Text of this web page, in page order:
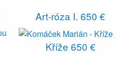
Art-róza I. 650 €
Kříže 650 €